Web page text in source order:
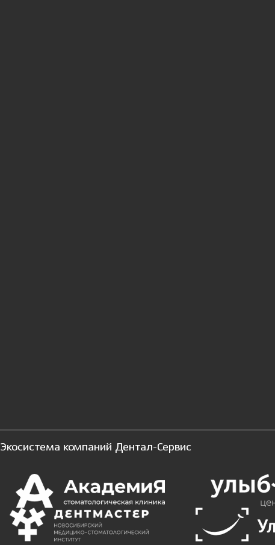
Экосистема компаний Дентал-Сервис